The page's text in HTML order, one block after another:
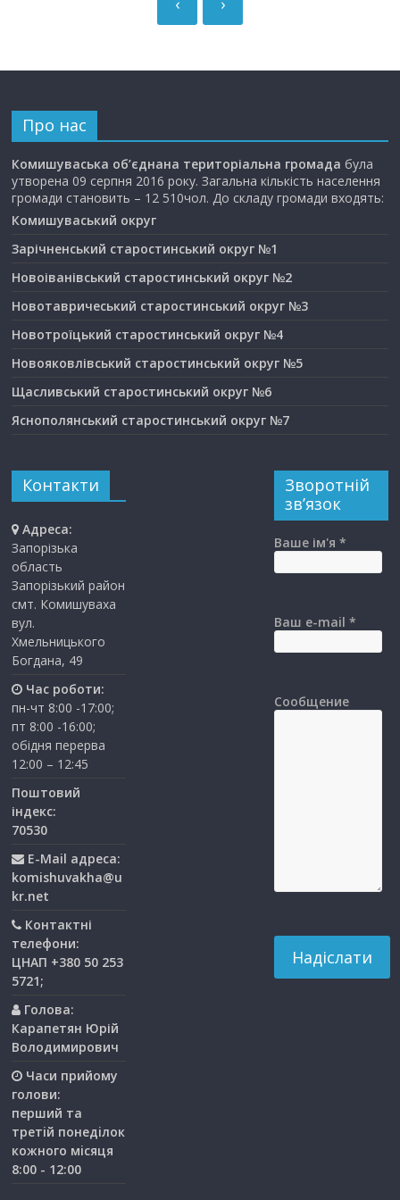
Про нас
Комишуваська об’єднана територіальна громада була
утворена 09 серпня 2016 року. Загальна кількість населення
громади становить – 12 510чол. До складу громади входять:
Комишуваський округ
Зарічненський старостинський округ №1
Новоіванівський старостинський округ №2
Новотавричеський старостинський округ №3
Новотроїцький старостинський округ №4
Новояковлівський старостинський округ №5
Щасливський старостинський округ №6
Яснополянський старостинський округ №7
Контакти
Адреса:
Запорізька
область
Запорізький район
смт. Комишуваха
вул.
Хмельницького
Богдана, 49
Час роботи:
пн-чт 8:00 -17:00;
пт 8:00 -16:00;
обідня перерва
12:00 – 12:45
Поштовий
індекс:
70530
E-Mail адреса:
komishuvakha@u
kr.net
Контактні
телефони:
ЦНАП +380 50 253
5721;
Голова:
Карапетян Юрій
Володимирович
Часи прийому
голови:
перший та
третiй понедiлок
кожного мiсяця
8:00 - 12:00
Зворотній
зв’язок
Ваше ім'я *
Ваш e-mail *
Сообщение